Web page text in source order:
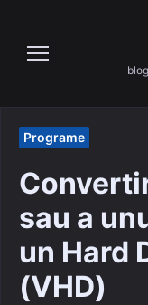
content
Programe
sau a
un Hard
(VHD)